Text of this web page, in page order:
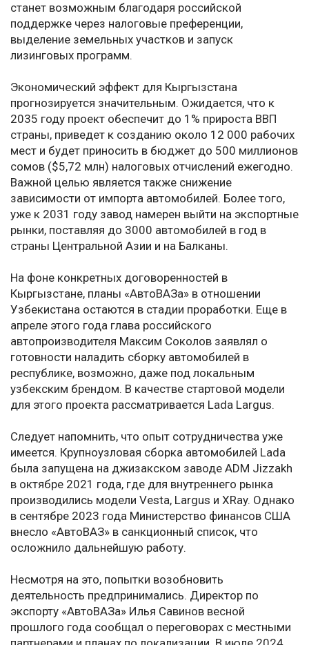
станет возможным благодаря российской
поддержке через налоговые преференции,
выделение земельных участков и запуск
лизинговых программ.
Экономический эффект для Кыргызстана
прогнозируется значительным. Ожидается, что к
2035 году проект обеспечит до 1% прироста ВВП
страны, приведет к созданию около 12 000 рабочих
мест и будет приносить в бюджет до 500 миллионов
сомов ($5,72 млн) налоговых отчислений ежегодно.
Важной целью является также снижение
зависимости от импорта автомобилей. Более того,
уже к 2031 году завод намерен выйти на экспортные
рынки, поставляя до 3000 автомобилей в год в
страны Центральной Азии и на Балканы.
На фоне конкретных договоренностей в
Кыргызстане, планы «АвтоВАЗа» в отношении
Узбекистана остаются в стадии проработки. Еще в
апреле этого года глава российского
автопроизводителя Максим Соколов заявлял о
готовности наладить сборку автомобилей в
республике, возможно, даже под локальным
узбекским брендом. В качестве стартовой модели
для этого проекта рассматривается Lada Largus.
Следует напомнить, что опыт сотрудничества уже
имеется. Крупноузловая сборка автомобилей Lada
была запущена на джизакском заводе ADM Jizzakh
в октябре 2021 года, где для внутреннего рынка
производились модели Vesta, Largus и XRay. Однако
в сентябре 2023 года Министерство финансов США
внесло «АвтоВАЗ» в санкционный список, что
осложнило дальнейшую работу.
Несмотря на это, попытки возобновить
деятельность предпринимались. Директор по
экспорту «АвтоВАЗа» Илья Савинов весной
прошлого года сообщал о переговорах с местными